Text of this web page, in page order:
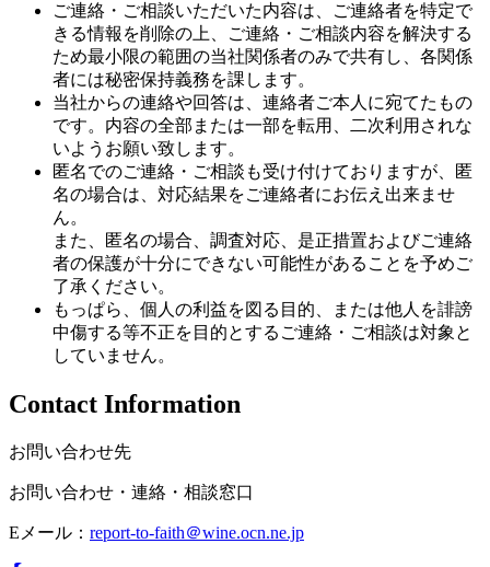
ご連絡・ご相談いただいた内容は、ご連絡者を特定で
きる情報を削除の上、ご連絡・ご相談内容を解決する
ため最小限の範囲の当社関係者のみで共有し、各関係
者には秘密保持義務を課します。
当社からの連絡や回答は、連絡者ご本人に宛てたもの
です。内容の全部または一部を転用、二次利用されな
いようお願い致します。
匿名でのご連絡・ご相談も受け付けておりますが、匿
名の場合は、対応結果をご連絡者にお伝え出来ませ
ん。
また、匿名の場合、調査対応、是正措置およびご連絡
者の保護が十分にできない可能性があることを予めご
了承ください。
もっぱら、個人の利益を図る目的、または他人を誹謗
中傷する等不正を目的とするご連絡・ご相談は対象と
していません。
Contact Information
お問い合わせ先
お問い合わせ・連絡・相談窓口
Eメール： report-to-faith＠wine.ocn.ne.jp